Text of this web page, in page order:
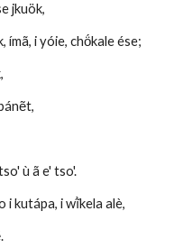
jkuök,
i yóie, chö́kale ése;
ù ã e' tso'.
i kutápa, i wĩ̀kela alè,